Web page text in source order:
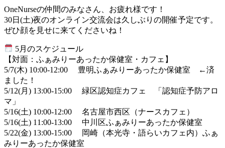
​OneNurseの仲間のみなさん、お疲れ様です！
30日(土)夜のオンライン交流会は久しぶりの開催予定です。
ぜひ顔を見せに来てくださいね！
5月のスケジュール
​【対面：ふぁみりーあったか保健室・カフェ】
​5/7(木) 10:00-12:00 豊明ふぁみりーあったか保健室 ←済
ました！
​5/12(月) 13:00-15:00 緑区認知症カフェ 「認知症予防アロ
マ」
​5/16(土) 10:00-12:00 名古屋市西区（ナースカフェ）
​5/16(土) 11:00-13:00 中川区ふぁみりーあったか保健室
​5/22(金) 13:00-15:00 岡崎（本光寺・語らいカフェ内）ふぁ
みりーあったか保健室